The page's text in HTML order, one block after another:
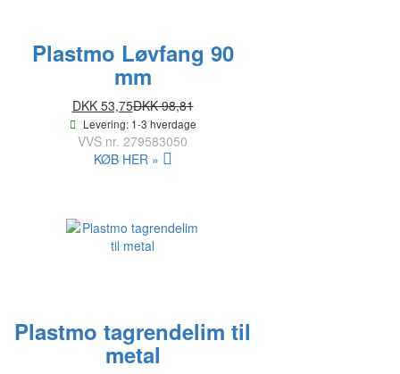
Plastmo Løvfang 90
mm
DKK 53,75DKK 98,81
Levering: 1-3 hverdage
VVS nr. 279583050
KØB HER »
Plastmo tagrendelim til
metal